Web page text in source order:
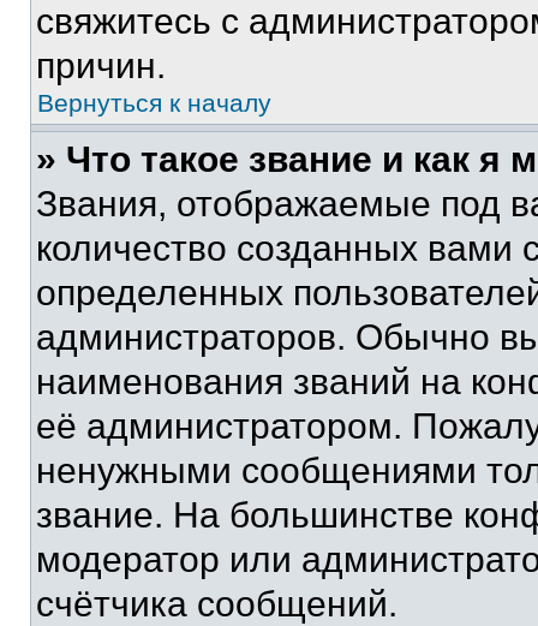
свяжитесь с
причин.
Вернуться к началу
» Что такое звание и как я
Звания, отображаемые под
количество созданных
определенных
администраторов. Обычно
наименования званий на
её администратором.
ненужными сообщениями
звание. На большинстве
модератор или
счётчика сообщений.